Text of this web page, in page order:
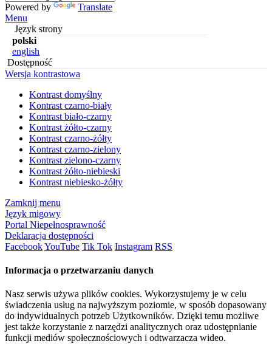
Powered by
Translate
Menu
Język strony
polski
english
Dostępność
Wersja kontrastowa
Kontrast domyślny
Kontrast czarno-biały
Kontrast biało-czarny
Kontrast żółto-czarny
Kontrast czarno-żółty
Kontrast czarno-zielony
Kontrast zielono-czarny
Kontrast żółto-niebieski
Kontrast niebiesko-żółty
Zamknij menu
Język migowy
Portal Niepełnosprawność
Deklaracja dostępności
FacebookYouTube Tik Tok Instagram RSS
Informacja o przetwarzaniu danych
Nasz serwis używa plików cookies. Wykorzystujemy je w celu
świadczenia usług na najwyższym poziomie, w sposób dopasowany
do indywidualnych potrzeb Użytkowników. Dzięki temu możliwe
jest także korzystanie z narzędzi analitycznych oraz udostępnianie
funkcji mediów społecznościowych i odtwarzacza wideo.